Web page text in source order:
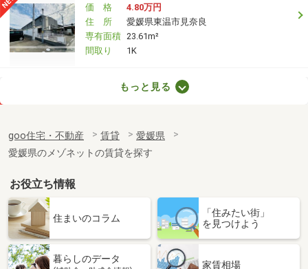
価 格
4.80万円
住 所
愛媛県東温市見奈良
専有面積 23.61m²
間取り
1K
愛媛県松山市東石井７丁目
専有面積
30.41m²
間取り
1K
愛媛県大洲市若宮
価 格
5.60万円
愛媛県大洲市若宮
専有面積 23.61m²
間取り
もっと見る
goo住宅・不動産 賃貸
愛媛県
愛媛県のメゾネットの賃貸を探す
お役立ち情報
住まいのコラム
「住みたい街」
を見つけよう
暮らしのデータ
家賃相場